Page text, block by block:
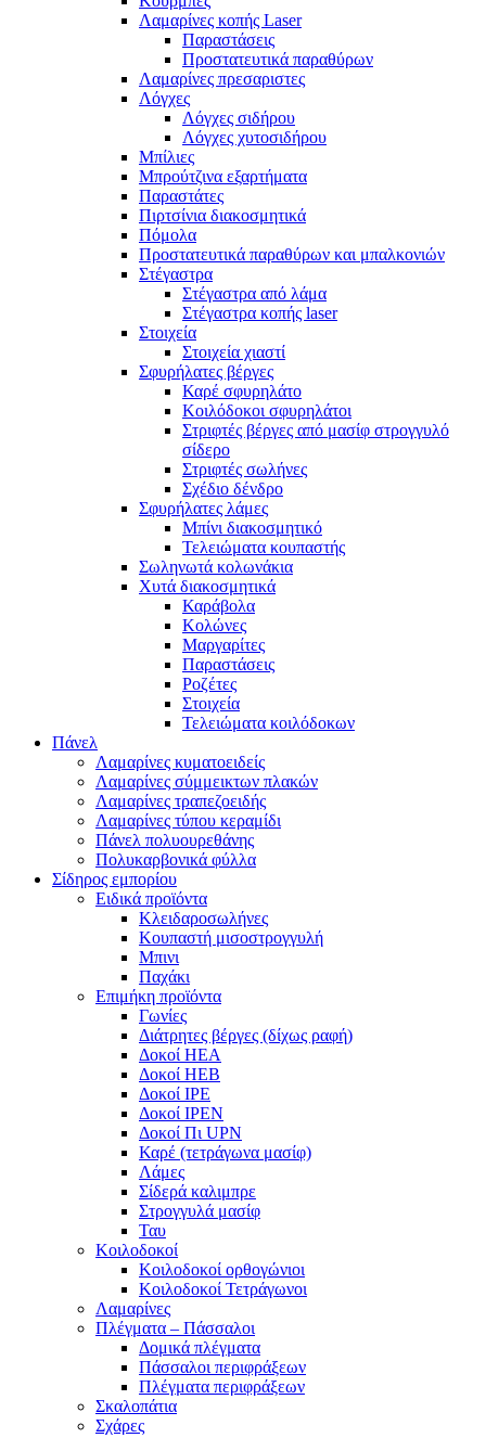
Λαμαρίνες κοπής Laser
Παραστάσεις
Προστατευτικά παραθύρων
Λαμαρίνες πρεσαριστες
Λόγχες
Λόγχες σιδήρου
Λόγχες χυτοσιδήρου
Μπίλιες
Μπρούτζινα εξαρτήματα
Παραστάτες
Πιρτσίνια διακοσμητικά
Πόμολα
Προστατευτικά παραθύρων και μπαλκονιών
Στέγαστρα
Στέγαστρα από λάμα
Στέγαστρα κοπής laser
Στοιχεία
Στοιχεία χιαστί
Σφυρήλατες βέργες
Καρέ σφυρηλάτο
Κοιλόδοκοι σφυρηλάτοι
Στριφτές βέργες από μασίφ στρογγυλό
σίδερο
Στριφτές σωλήνες
Σχέδιο δένδρο
Σφυρήλατες λάμες
Μπίνι διακοσμητικό
Τελειώματα κουπαστής
Σωληνωτά κολωνάκια
Χυτά διακοσμητικά
Καράβολα
Κολώνες
Μαργαρίτες
Παραστάσεις
Ροζέτες
Στοιχεία
Τελειώματα κοιλόδοκων
Πάνελ
Λαμαρίνες κυματοειδείς
Λαμαρίνες σύμμεικτων πλακών
Λαμαρίνες τραπεζοειδής
Λαμαρίνες τύπου κεραμίδι
Πάνελ πολυουρεθάνης
Πολυκαρβονικά φύλλα
Σίδηρος εμπορίου
Ειδικά προϊόντα
Κλειδαροσωλήνες
Κουπαστή μισοστρογγυλή
Μπινι
Παχάκι
Επιμήκη προϊόντα
Γωνίες
Διάτρητες βέργες (δίχως ραφή)
Δοκοί ΗΕΑ
Δοκοί ΗΕΒ
Δοκοί ΙΡΕ
Δοκοί ΙΡΕΝ
Δοκοί Πι UPN
Καρέ (τετράγωνα μασίφ)
Λάμες
Σίδερά καλιμπρε
Στρογγυλά μασίφ
Ταυ
Κοιλοδοκοί
Κοιλοδοκοί ορθογώνιοι
Κοιλοδοκοί Τετράγωνοι
Λαμαρίνες
Πλέγματα – Πάσσαλοι
Δομικά πλέγματα
Πάσσαλοι περιφράξεων
Πλέγματα περιφράξεων
Σκαλοπάτια
Σχάρες